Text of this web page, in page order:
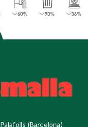
(Barcelona)